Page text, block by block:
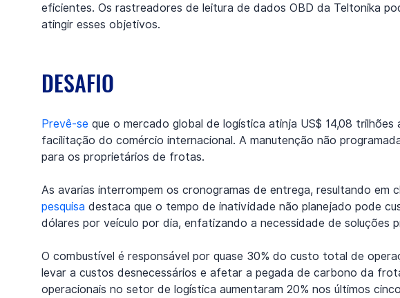
eficientes. Os rastreadores de leitura de dados OBD da Teltonika
atingir esses objetivos.
DESAFIO
Prevê-se que o mercado global de logística atinja US$ 14,08
facilitação do comércio internacional. A manutenção não
para os proprietários de frotas.
As avarias interrompem os cronogramas de entrega, resultando em
pesquisa destaca que o tempo de inatividade não planejado pode
dólares por veículo por dia, enfatizando a necessidade de soluções
O combustível é responsável por quase 30% do custo total de
levar a custos desnecessários e afetar a pegada de carbono da
operacionais no setor de logística aumentaram 20% nos últimos